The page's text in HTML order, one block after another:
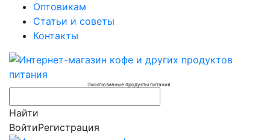
Оптовикам
Статьи и советы
Контакты
Эксклюзивные продукты питания
Найти
ВойтиРегистрация